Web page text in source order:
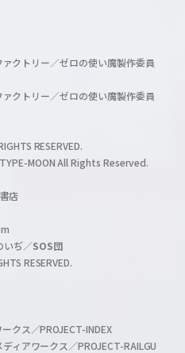
クトリー／ゼロの使い魔製作委員
クトリー／ゼロの使い魔製作委員
RESERVED.
MOON All Rights Reserved.
店
いぢ／SOS団
RESERVED.
クス／PROJECT-INDEX
ィアワークス／PROJECT-RAILGU